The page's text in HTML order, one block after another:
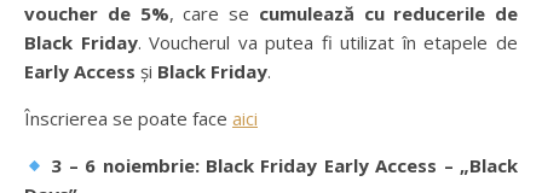
voucher de 5%, care se cumulează cu reducerile de
Black Friday. Voucherul va putea fi utilizat în etapele de
Early Access și Black Friday.
Înscrierea se poate face aici
3 – 6 noiembrie: Black Friday Early Access – „Black